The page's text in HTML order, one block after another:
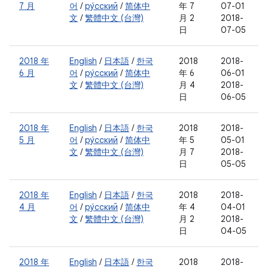
7 月
어 /ру́сский /简体中
文 /繁體中文 (台灣)
年 7
月 2
日
07-01
2018-
07-05
2018 年
6 月
English / 日本語 / 한국
어 /ру́сский /简体中
文 /繁體中文 (台灣)
2018
年 6
月 4
日
2018-
06-01
2018-
06-05
2018 年
5 月
English / 日本語 / 한국
어 /ру́сский /简体中
文 /繁體中文 (台灣)
2018
年 5
月 7
日
2018-
05-01
2018-
05-05
2018 年
4 月
English / 日本語 / 한국
어 /ру́сский /简体中
文 /繁體中文 (台灣)
2018
年 4
月 2
日
2018-
04-01
2018-
04-05
2018 年
English / 日本語 / 한국
2018
2018-